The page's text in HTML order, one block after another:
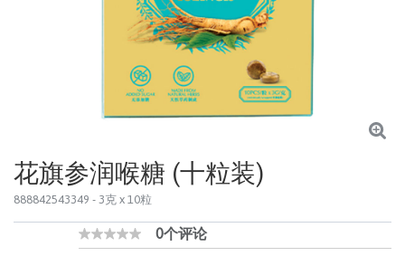
花旗参润喉糖 (十粒装)
888842543349 - 3克 x 10粒
3.3 out of 5 Customer Rating
无
0个评论